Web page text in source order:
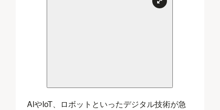
AIやIoT、ロボットといったデジタル技術が急